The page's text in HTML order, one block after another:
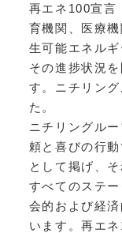
再エネ100宣言
育機関、医療
生可能エネル
その進捗状況
す。ニチリン
た。
ニチリングル
頼と喜びの行
として掲げ、
すべてのステ
会的および経
います。再エ